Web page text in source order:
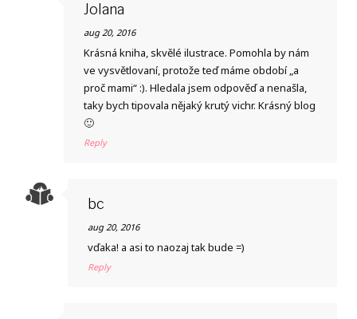
Jolana
aug 20, 2016
Krásná kniha, skvělé ilustrace. Pomohla by nám
ve vysvětlovaní, protože teď máme období „a
proč mami“ :). Hledala jsem odpověď a nenašla,
taky bych tipovala nějaký krutý vichr. Krásný blog
🙂
Reply
bc
aug 20, 2016
vďaka! a asi to naozaj tak bude =)
Reply